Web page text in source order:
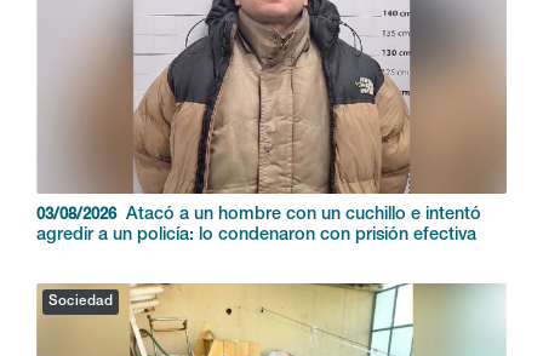
03/08/2026
Atacó a un hombre con un cuchillo e intentó
agredir a un policía: lo condenaron con prisión efectiva
Sociedad